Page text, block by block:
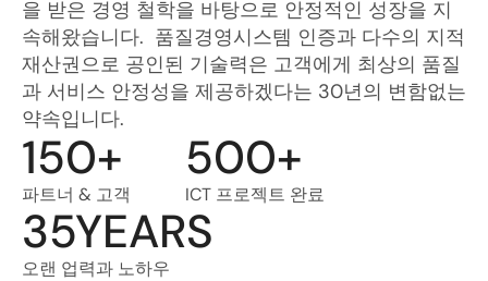
을 받은 경영 철학을 바탕으로 안정적인 성장을 지
속해왔습니다.  품질경영시스템 인증과 다수의 지적
재산권으로 공인된 기술력은 고객에게 최상의 품질
과 서비스 안정성을 제공하겠다는 30년의 변함없는
약속입니다.
150+
파트너 & 고객
500+
ICT 프로젝트 완료
35YEARS
오랜 업력과 노하우